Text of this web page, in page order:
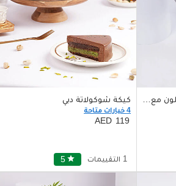
باقة ورد التخرج برتقالية اللون مع توبر أكريليك
كيكة شوكولاتة دبي
4 خيارات متاحة
119
5 star 1 التقييمات